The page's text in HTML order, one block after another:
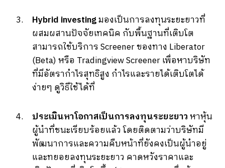
Hybrid investingมองเป็นการลงทุนระยะยาวที่
ผสมผสานปัจจัยเทคนิค กับพื้นฐานที่เติบโต
สามารถใช้บริการ Screener ของทาง Liberator
(Beta) หรือ Tradingview Screener เพื่อหาบริษัท
ที่มีอัตรากำไรสุทธิสูง กำไรและรายได้เติบโตได้
ง่ายๆ ดูวิธีใช้ได้ที่
ประเมินหาโอกาสเป็นการลงทุนระยะยาวหาหุ้น
ผู้นำที่ชนะเรียบร้อยแล้ว โดยติดตามว่าบริษัทมี
พัฒนาการและความคืบหน้าที่ยังคงเป็นผู้นำอยู่
และทยอยลงทุนระยะยาว คาดหวังราคาและ